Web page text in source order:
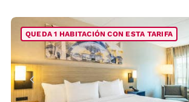
QUEDA 1 HABITACIÓN CON ESTA TARIFA